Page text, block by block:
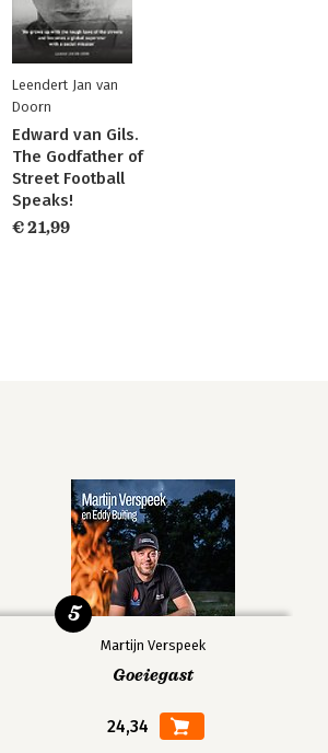
Leendert Jan van
Doorn
Edward van Gils.
The Godfather of
Street Football
Speaks!
€ 21,99
Martijn Verspeek
Goeiegast
24,34
5